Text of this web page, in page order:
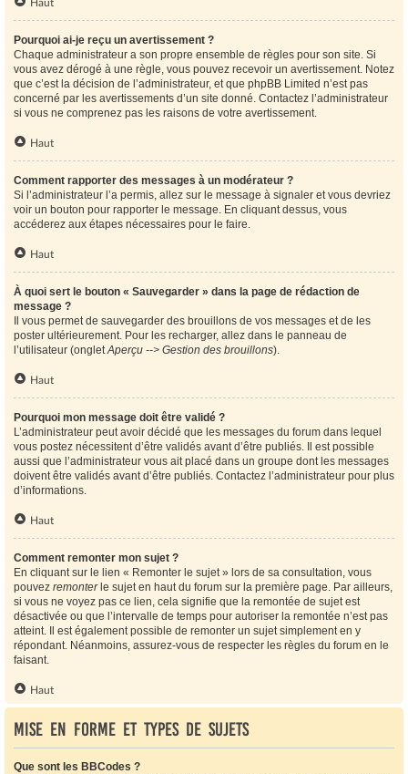
Haut
Pourquoi ai-je reçu un avertissement ?
Chaque administrateur a son propre ensemble de règles pour son site. Si
vous avez dérogé à une règle, vous pouvez recevoir un avertissement. Notez
que c’est la décision de l’administrateur, et que phpBB Limited n’est pas
concerné par les avertissements d’un site donné. Contactez l’administrateur
si vous ne comprenez pas les raisons de votre avertissement.
Haut
Comment rapporter des messages à un modérateur ?
Si l’administrateur l’a permis, allez sur le message à signaler et vous devriez
voir un bouton pour rapporter le message. En cliquant dessus, vous
accéderez aux étapes nécessaires pour le faire.
Haut
À quoi sert le bouton « Sauvegarder » dans la page de rédaction de
message ?
Il vous permet de sauvegarder des brouillons de vos messages et de les
poster ultérieurement. Pour les recharger, allez dans le panneau de
l’utilisateur (ongletAperçu --> Gestion des brouillons).
Haut
Pourquoi mon message doit être validé ?
L’administrateur peut avoir décidé que les messages du forum dans lequel
vous postez nécessitent d’être validés avant d’être publiés. Il est possible
aussi que l’administrateur vous ait placé dans un groupe dont les messages
doivent être validés avant d’être publiés. Contactez l’administrateur pour plus
d’informations.
Haut
Comment remonter mon sujet ?
En cliquant sur le lien « Remonter le sujet » lors de sa consultation, vous
pouvez remonterle sujet en haut du forum sur la première page. Par ailleurs,
si vous ne voyez pas ce lien, cela signifie que la remontée de sujet est
désactivée ou que l’intervalle de temps pour autoriser la remontée n’est pas
atteint. Il est également possible de remonter un sujet simplement en y
répondant. Néanmoins, assurez-vous de respecter les règles du forum en le
faisant.
Haut
Mise en forme et types de sujets
Que sont les BBCodes ?